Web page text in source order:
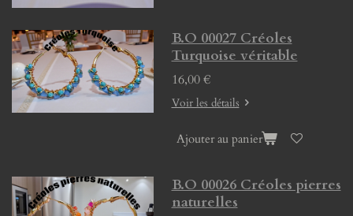
B.O 00027 Créoles
Turquoise véritable
16,00 €
Voir les détails
Ajouter au panier
B.O 00026 Créoles pierres
naturelles